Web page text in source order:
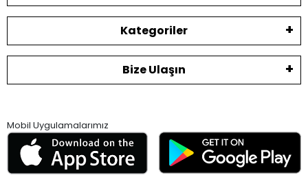
Kategoriler
Bize Ulaşın
Mobil Uygulamalarımız